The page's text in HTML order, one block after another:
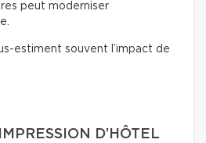
peut moderniser
estiment souvent l’impact de
D’HÔTEL